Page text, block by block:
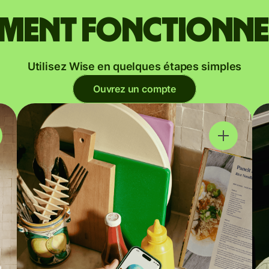
fonctionne
Utilisez Wise en quelques étapes simples
Ouvrez un compte